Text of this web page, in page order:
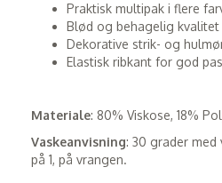
Praktisk multipak i flere
Blød og behagelig kvalitet
Dekorative strik- og
Elastisk ribkant for god
Materiale: 80% Viskose, 18%
Vaskeanvisning: 30 grader med
på 1, på vrangen.